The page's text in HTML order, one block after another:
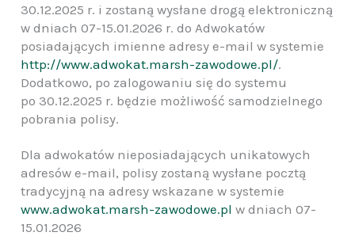
30.12.2025 r. i zostaną wysłane drogą elektroniczną
w dniach 07-15.01.2026 r. do Adwokatów
posiadających imienne adresy e-mail w systemie
http://www.adwokat.marsh-zawodowe.pl/.
Dodatkowo, po zalogowaniu się do systemu
po 30.12.2025 r. będzie możliwość samodzielnego
pobrania polisy.
Dla adwokatów nieposiadających unikatowych
adresów e-mail, polisy zostaną wysłane pocztą
tradycyjną na adresy wskazane w systemie
www.adwokat.marsh-zawodowe.pl w dniach 07-
15.01.2026